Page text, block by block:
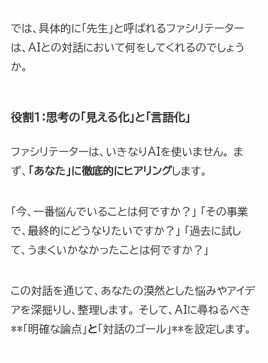
では、具体的に「先生」と呼ばれるファシリテーター
は、AIとの対話において何をしてくれるのでしょう
か。
役割1：思考の「見える化」と「言語化」
ファシリテーターは、いきなりAIを使いません。 ま
ず、
「あなた」に徹底的にヒアリングします。
「今、一番悩んでいることは何ですか？」 「その事業
で、最終的にどうなりたいですか？」 「過去に試し
て、うまくいかなかったことは何ですか？」
この対話を通じて、あなたの漠然とした悩みやアイデ
アを深掘りし、整理します。 そして、AIに尋ねるべき
**「明確な論点」 と 「対話のゴール」**を設定します。